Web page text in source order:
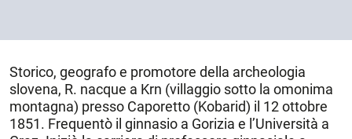
Storico, geografo e promotore della archeologia
slovena, R. nacque a Krn (villaggio sotto la omonima
montagna) presso Caporetto (Kobarid) il 12 ottobre
1851. Frequentò il ginnasio a Gorizia e l’Università a